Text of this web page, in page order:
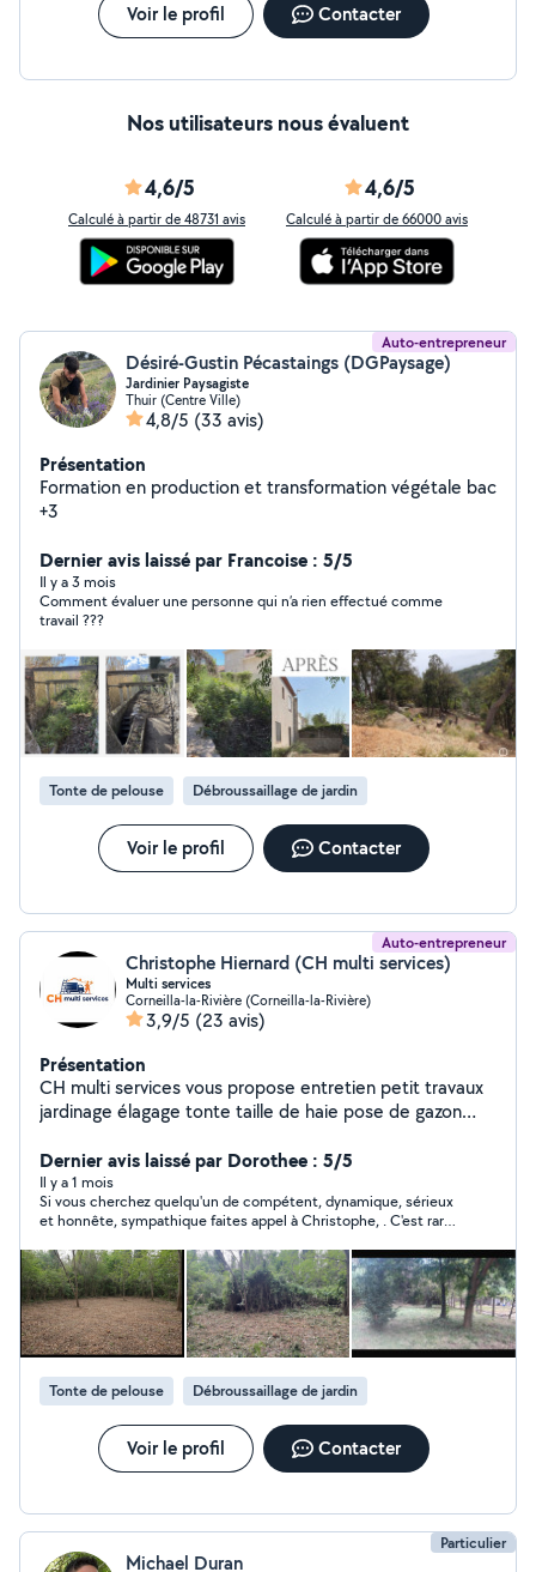
Voir le profil Contacter
Nos utilisateurs nous évaluent
4,6/5
Calculé à partir de 48731 avis
4,6/5
Calculé à partir de 66000 avis
Auto-entrepreneur
Désiré-Gustin Pécastaings (DGPaysage)
Jardinier Paysagiste
Thuir (Centre Ville)
4,8/5 (33 avis)
Présentation
Formation en production et transformation végétale bac
+3
Dernier avis laissé par Francoise : 5/5
Il y a 3 mois
Comment évaluer une personne qui n’a rien effectué comme
travail ???
Tonte de pelouse Débroussaillage de jardin
Voir le profil Contacter
Auto-entrepreneur
Christophe Hiernard (CH multi services)
Multi services
Corneilla-la-Rivière (Corneilla-la-Rivière)
3,9/5 (23 avis)
Présentation
CH multi services vous propose entretien petit travaux
jardinage élagage tonte taille de haie pose de gazon
petite peinture réparation montage de meuble et bien
d'autres choses travail sérieux et soigner n'hésitez pas à
me contacter pour plus d'informations devis gratuit
autour de moi sur 30 klm
Dernier avis laissé par Dorothee : 5/5
Il y a 1 mois
Si vous cherchez quelqu'un de compétent, dynamique, sérieux
et honnête, sympathique faites appel à Christophe, . C'est rare
Tonte de pelouse Débroussaillage de jardin
Voir le profil Contacter
Particulier
Michael Duran